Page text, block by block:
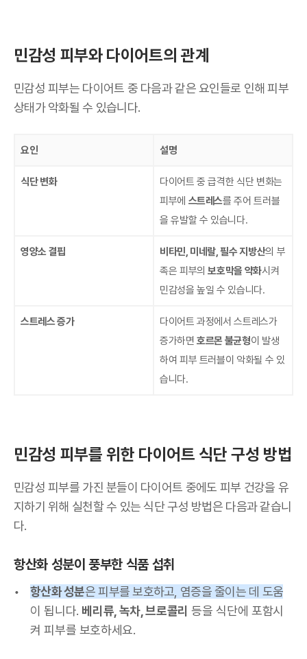
민감성 피부와 다이어트의 관계
민감성 피부는 다이어트 중 다음과 같은 요인들로 인해 피부
상태가 악화될 수 있습니다.
요인 설명
식단 변화
다이어트 중 급격한 식단 변화는
피부에 스트레스를 주어 트러블
을 유발할 수 있습니다.
영양소 결핍 비타민, 미네랄, 필수 지방산의 부
족은 피부의보호막을 약화시켜
민감성을 높일 수 있습니다.
스트레스 증가
다이어트 과정에서 스트레스가
증가하면호르몬 불균형이 발생
하여 피부 트러블이 악화될 수 있
습니다.
민감성 피부를 위한 다이어트 식단 구성 방법
민감성 피부를 가진 분들이 다이어트 중에도 피부 건강을 유
지하기 위해 실천할 수 있는 식단 구성 방법은 다음과 같습니
다.
항산화 성분이 풍부한 식품 섭취
항산화 성분은 피부를 보호하고, 염증을 줄이는 데 도움
이 됩니다. 베리류, 녹차, 브로콜리 등을 식단에 포함시
켜 피부를 보호하세요.